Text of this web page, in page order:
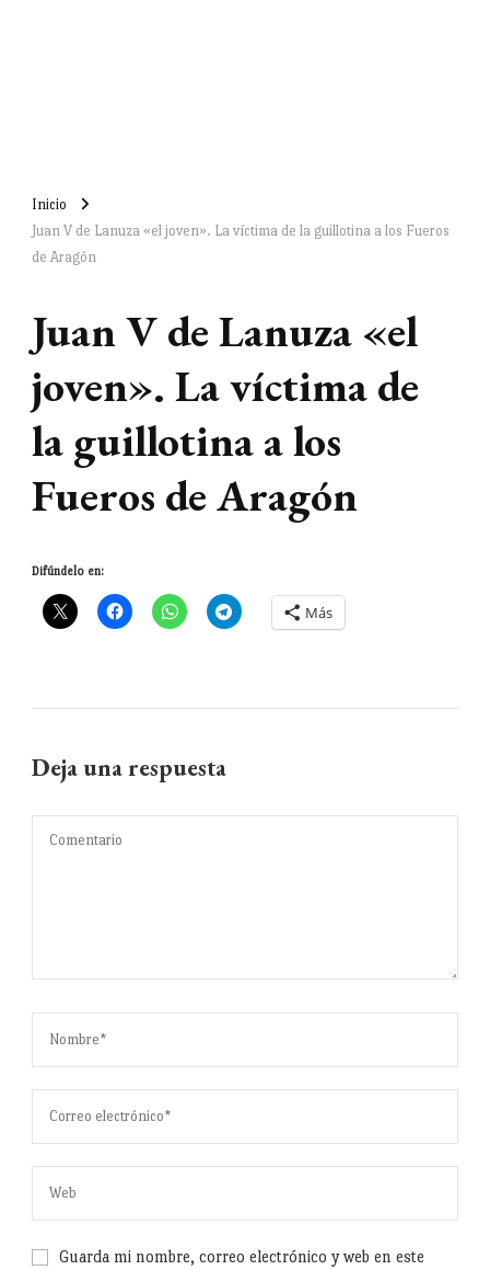
Inicio
Juan V de Lanuza «el joven». La víctima de la guillotina a los Fueros
de Aragón
Juan V de Lanuza «el
joven». La víctima de
la guillotina a los
Fueros de Aragón
Difúndelo en:
Más
Deja una respuesta
Guarda mi nombre, correo electrónico y web en este